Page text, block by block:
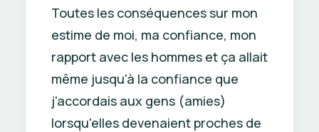
Toutes les conséquences sur mon
estime de moi, ma confiance, mon
rapport avec les hommes et ça allait
même jusqu'à la confiance que
j'accordais aux gens (amies)
lorsqu'elles devenaient proches de